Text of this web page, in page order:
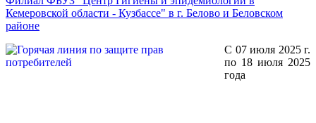
Кемеровской области - Кузбассе" в г. Белово и Беловском
районе
С 07 июля 2025 г.
по 18 июля 2025
года